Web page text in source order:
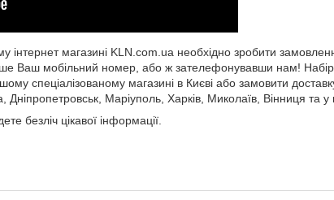
магазині KLN.com.ua необхідно зробити
Ваш мобільний номер, або ж зателефонувавши нам! Набір
спеціалізованому магазині в Києві або замовити
Маріуполь, Харків, Миколаїв, Вінниця та у
безліч цікавої інформації.